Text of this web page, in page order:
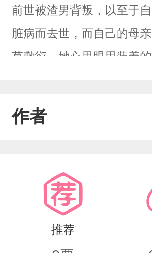
前世被渣男背叛，以至于
脏病而去世，而自己的母
草敷衍，她心里眼里装着
价，都要让那对渣男贱女
作者
推荐